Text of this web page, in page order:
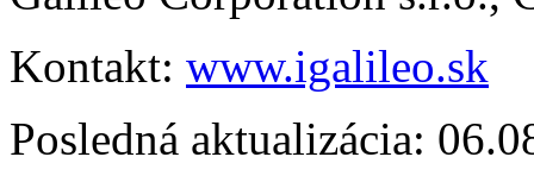
Kontakt: www.igalileo.sk
Posledná aktualizácia: